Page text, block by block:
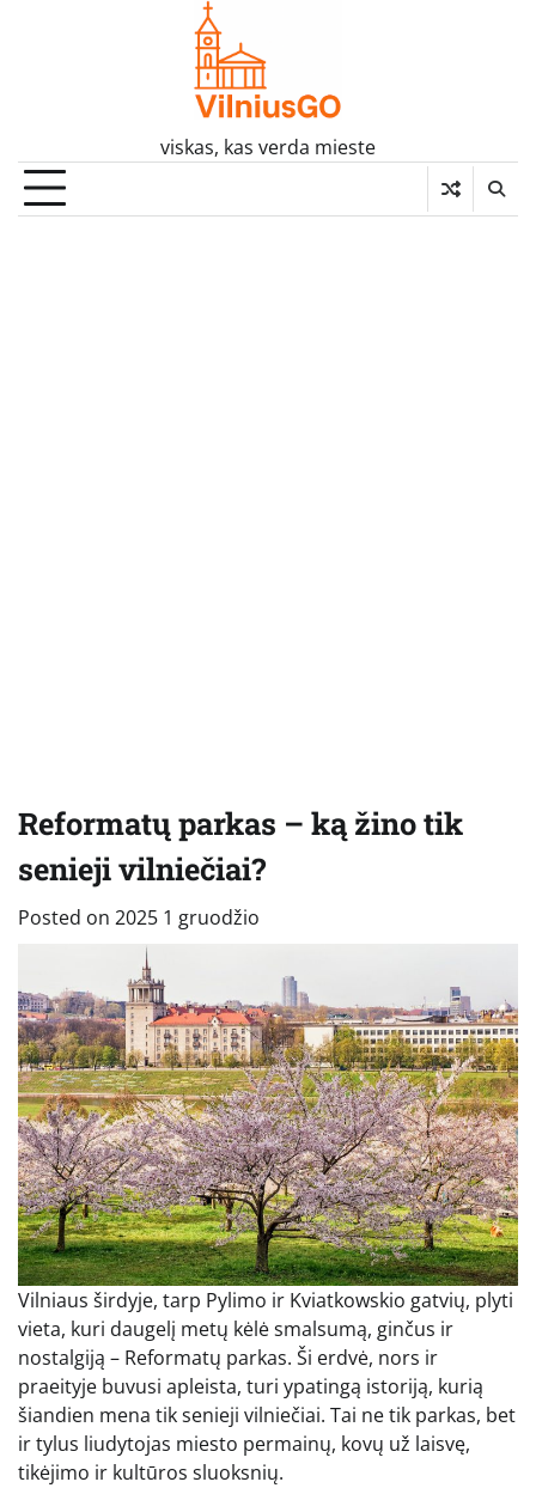
viskas, kas verda mieste
Reformatų parkas – ką žino tik
senieji vilniečiai?
Posted on 2025 1 gruodžio
Vilniaus širdyje, tarp Pylimo ir Kviatkowskio gatvių, plyti
vieta, kuri daugelį metų kėlė smalsumą, ginčus ir
nostalgiją – Reformatų parkas. Ši erdvė, nors ir
praeityje buvusi apleista, turi ypatingą istoriją, kurią
šiandien mena tik senieji vilniečiai. Tai ne tik parkas, bet
ir tylus liudytojas miesto permainų, kovų už laisvę,
tikėjimo ir kultūros sluoksnių.